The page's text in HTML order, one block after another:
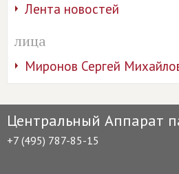
Лента новостей
лица
Миронов Сергей
Центральный Аппарат
+7 (495) 787-85-15